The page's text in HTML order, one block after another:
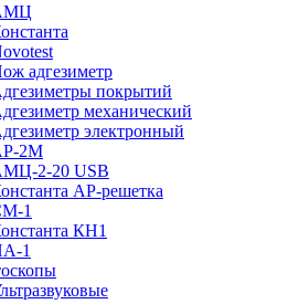
адгезиметр
покрытий
механический
электронный
2М
2-20 USB
АР-решетка
1
КН1
1